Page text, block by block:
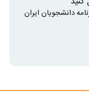
دانشجویان ایران